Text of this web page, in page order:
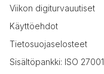
Viikon digiturvauutiset
Käyttöehdot
Tietosuojaselosteet
Sisältöpankki: ISO 27001